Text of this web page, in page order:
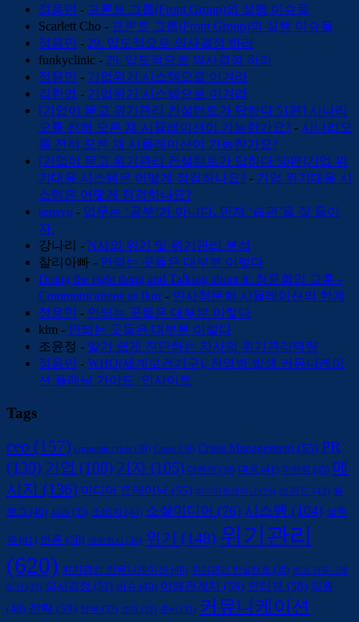
정용민
- 프론트 그룹(Front Group)의 실행 이슈들
Scarlett Cho - 프론트 그룹(Front Group)의 실행 이슈들
정용민
- 29. 압도적으로 의사결정 하라
funkyclinic - 29. 압도적으로 의사결정 하라
정용민
- 기업위기 시스템으로 이겨라
김한영 - 기업위기 시스템으로 이겨라
[기업이 묻고 위기관리 컨설턴트가 답하다 51편] 시나리
오를 전혀 모른 채 시뮬레이션이 가능한가요? - 시나리오
를 전혀 모른 채 시뮬레이션이 가능한가요?
[기업이 묻고 위기관리 컨설턴트가 답하다 50편]기업 위
기대응 시스템은 어떻게 점검하나요? - 기업 위기대응 시
스템은 어떻게 점검하나요?
sensyo - 업무는 ‘공부’가 아니다. 먼저 ‘습관’을 잘 들이
자.
강나리 - N사의 위기 및 위기관리 분석
찰리아빠 - 안되는 곳들은 대부분 이렇다
Doing the right thing and Talking about it: 청문회의 교훈 -
Communications as Ikor- 인사청문회 시뮬레이션의 한계
정용민
- 안되는 곳들은 대부분 이렇다
kim - 안되는 곳들은 대부분 이렇다
조윤정 - 알기 쉽게 진단하는 자사의 위기관리역량
정용민
- WHO(세계보건기구), 전염병 발생 커뮤니케이
션 플래닝 가이드_인사이트
Tags
ceo (157) corporate crisis (39) Crisis (38) Crisis Management (55) PR
(130) 기업 (108) 기자 (105) 대변인 (39) 대응 (41) 마케팅 (35) 메
시지 (136) 미디어 트레이닝 (55) 미디어트레이닝 (29) 브랜드 (42) 블
로그 (40) 사과 (35) 소비자 (44) 소셜미디어 (76) 시스템 (104) 실무
자 (41) 언론 (50) 에이전시 (30) 위기 (148) 위기관리
(620) 위기관리 커뮤니케이션 (40) 위기관리 컨설턴트 (35) 위기 커뮤니케
이션 (33) 의사결정 (51) 이슈 (40) 이해관계자 (59) 인터뷰 (58) 임원
(48) 전략 (59) 정부 (37) 조직 (32) 준비 (31) 커뮤니케이션